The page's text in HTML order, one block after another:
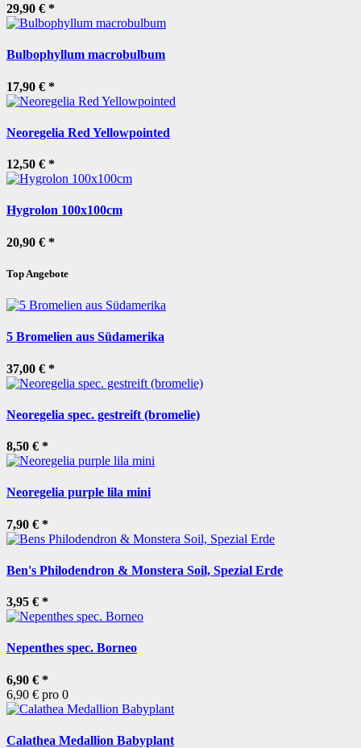
29,90 € *
Bulbophyllum macrobulbum
17,90 € *
Neoregelia Red Yellowpointed
12,50 € *
Hygrolon 100x100cm
20,90 € *
Top Angebote
5 Bromelien aus Südamerika
37,00 € *
Neoregelia spec. gestreift (bromelie)
8,50 € *
Neoregelia purple lila mini
7,90 € *
Ben's Philodendron & Monstera Soil, Spezial Erde
3,95 € *
Nepenthes spec. Borneo
6,90 € *
6,90 € pro 0
Calathea Medallion Babyplant